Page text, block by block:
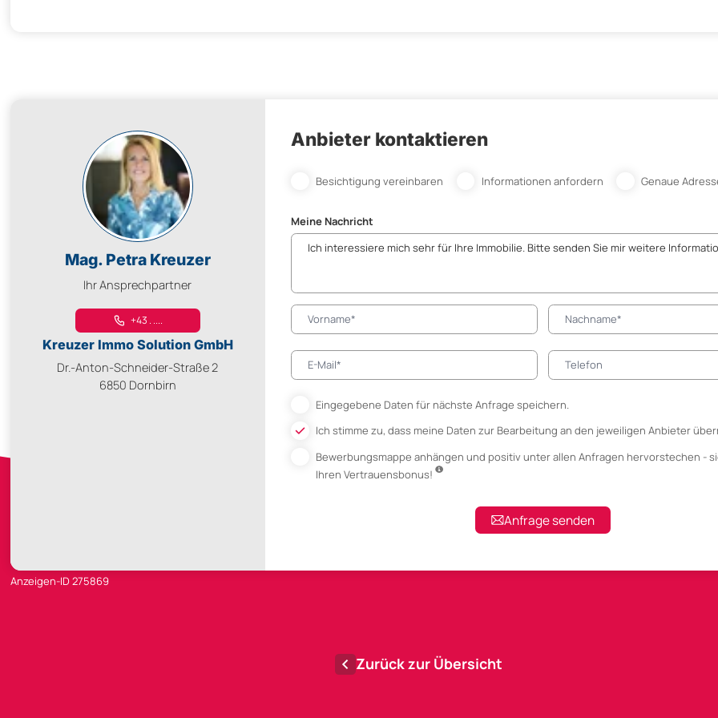
Mag. Petra Kreuzer
Ihr Ansprechpartner
+43 . ....
Kreuzer Immo Solution GmbH
Dr.-Anton-Schneider-Straße 2
6850 Dornbirn
Anbieter kontaktieren
Besichtigung vereinbaren Informationen anfordern Genaue
Meine Nachricht
Eingegebene Daten für nächste Anfrage speichern.
Ich stimme zu, dass meine Daten zur Bearbeitung an den jeweiligen Anbieter
Bewerbungsmappe anhängenund positiv unter allen Anfragen hervorstechen -
Ihren Vertrauensbonus!
Anfrage senden
Anzeigen-ID 275869
Zurück zur Übersicht